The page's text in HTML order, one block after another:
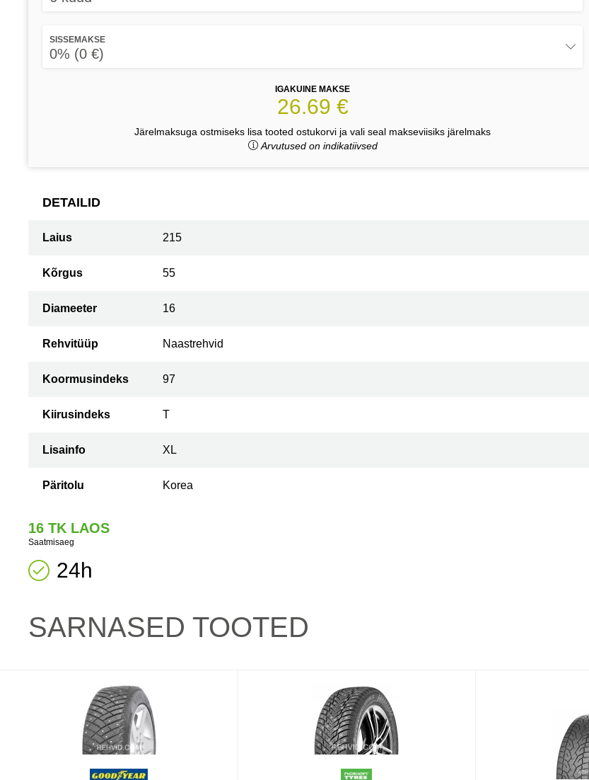
SISSEMAKSE
0% (0 €)
IGAKUINE MAKSE
26.69 €
Järelmaksuga ostmiseks lisa tooted ostukorvi ja vali seal makseviisiks järelmaks
Arvutused on indikatiivsed
DETAILID
Laius 215
Kõrgus 55
Diameeter 16
Rehvitüüp Naastrehvid
Koormusindeks 97
Kiirusindeks T
Lisainfo XL
Päritolu Korea
16 TK LAOS
Saatmisaeg
24h
SARNASED TOOTED